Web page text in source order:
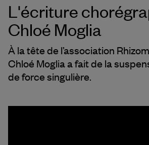
L'écriture
Chloé Moglia
À la tête de l’association
Chloé Moglia a fait de la
de force singulière.